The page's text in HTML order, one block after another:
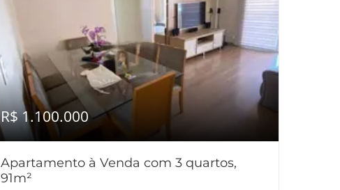
R$ 1.100.000
Apartamento à Venda com 3 quartos,
91m²